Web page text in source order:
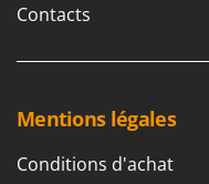
More than chef
Mowox
MTD
Contacts
Mentions légales
Conditions d'achat